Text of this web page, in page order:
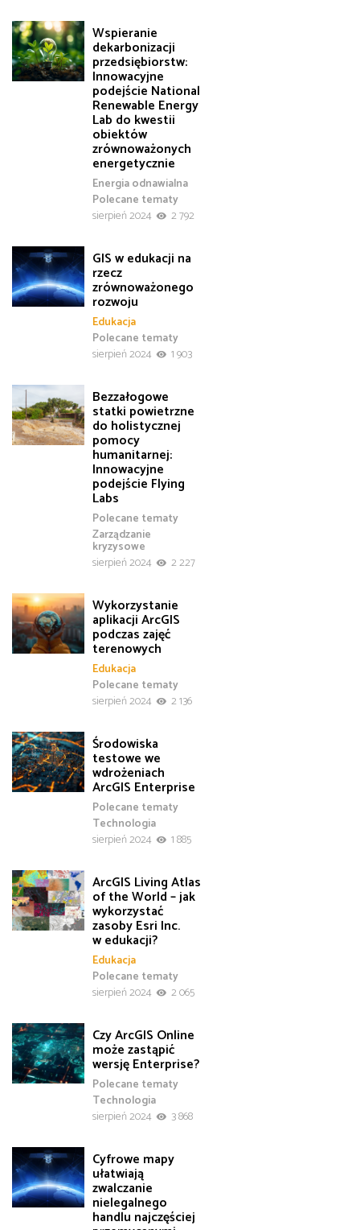
Wspieranie
dekarbonizacji
przedsiębiorstw:
Innowacyjne
podejście National
Renewable Energy
Lab do kwestii
obiektów
zrównoważonych
energetycznie
Energia odnawialna
Polecane tematy
sierpień 2024
2 792
GIS w edukacji na
rzecz
zrównoważonego
rozwoju
Edukacja
Polecane tematy
sierpień 2024
1 903
Bezzałogowe
statki powietrzne
do holistycznej
pomocy
humanitarnej:
Innowacyjne
podejście Flying
Labs
Polecane tematy
Zarządzanie
kryzysowe
sierpień 2024
2 227
Wykorzystanie
aplikacji ArcGIS
podczas zajęć
terenowych
Edukacja
Polecane tematy
sierpień 2024
2 136
Środowiska
testowe we
wdrożeniach
ArcGIS Enterprise
Polecane tematy
Technologia
sierpień 2024
1 885
ArcGIS Living Atlas
of the World – jak
wykorzystać
zasoby Esri Inc.
w edukacji?
Edukacja
Polecane tematy
sierpień 2024
2 065
Czy ArcGIS Online
może zastąpić
wersję Enterprise?
Polecane tematy
Technologia
sierpień 2024
3 868
Cyfrowe mapy
ułatwiają
zwalczanie
nielegalnego
handlu najczęściej